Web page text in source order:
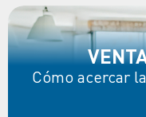
Cómo acercar